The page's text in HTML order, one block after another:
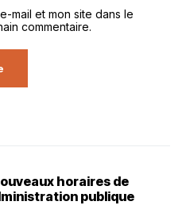
mail et mon site dans le
commentaire.
horaires de
publique